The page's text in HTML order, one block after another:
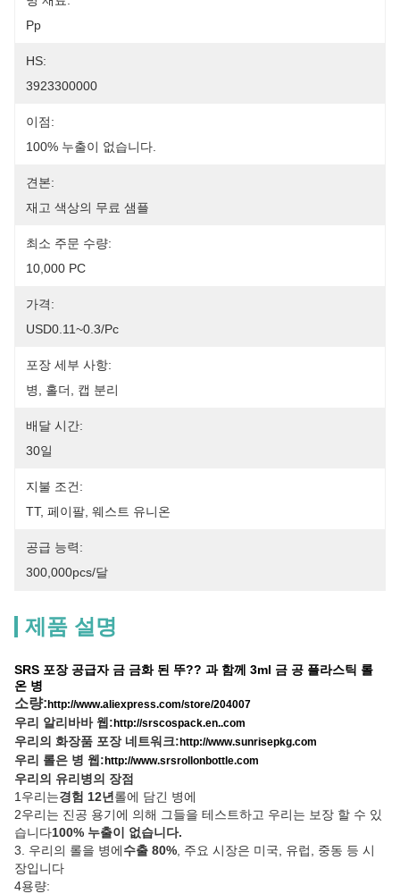
Pp
HS:
3923300000
이점:
100% 누출이 없습니다.
견본:
재고 색상의 무료 샘플
최소 주문 수량:
10,000 PC
가격:
USD0.11~0.3/pc
포장 세부 사항:
병, 홀더, 캡 분리
배달 시간:
30일
지불 조건:
TT, 페이팔, 웨스트 유니온
공급 능력:
300,000pcs/달
제품 설명
SRS 포장 공급자 금 금화 된 뚜?? 과 함께 3ml 금 공 플라스틱 롤
온 병
소량: http://www.aliexpress.com/store/204007
우리 알리바바 웹: http://srscospack.en..com
우리의 화장품 포장 네트워크: http://www.sunrisepkg.com
우리 롤은 병 웹: http://www.srsrollonbottle.com
우리의 유리병의 장점
1우리는경험 12년 롤에 담긴 병에
2우리는 진공 용기에 의해 그들을 테스트하고 우리는 보장 할 수 있
습니다100% 누출이 없습니다.
3. 우리의 롤을 병에수출 80% , 주요 시장은 미국, 유럽, 중동 등 시
장입니다
4용량: